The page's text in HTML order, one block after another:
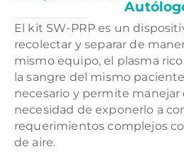
El kit SW-PRP es un
recolectar y separar de
mismo equipo, el plasma
la sangre del mismo
necesario y permite manejar
necesidad de exponerlo a
requerimientos complejos
de aire.